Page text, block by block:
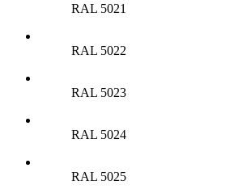
RAL 5021
RAL 5022
RAL 5023
RAL 5024
RAL 5025